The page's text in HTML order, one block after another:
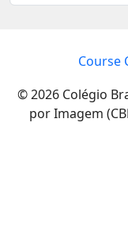
Course
© 2026 Colégio
por Imagem